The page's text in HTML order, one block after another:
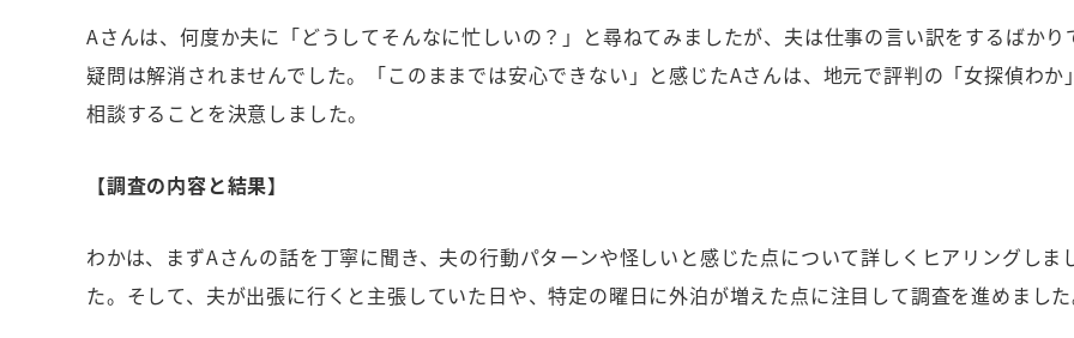
Aさんは、何度か夫に「どうしてそんなに忙しいの？」と尋ねてみましたが、夫は仕事の言い訳をするばかり
疑問は解消されませんでした。「このままでは安心できない」と感じたAさんは、地元で評判の「女探偵わか
相談することを決意しました。
【調査の内容と結果】
わかは、まずAさんの話を丁寧に聞き、夫の行動パターンや怪しいと感じた点について詳しくヒアリングしま
た。そして、夫が出張に行くと主張していた日や、特定の曜日に外泊が増えた点に注目して調査を進めました